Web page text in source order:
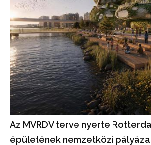
Az MVRDV terve nyerte
épületének nemzetközi